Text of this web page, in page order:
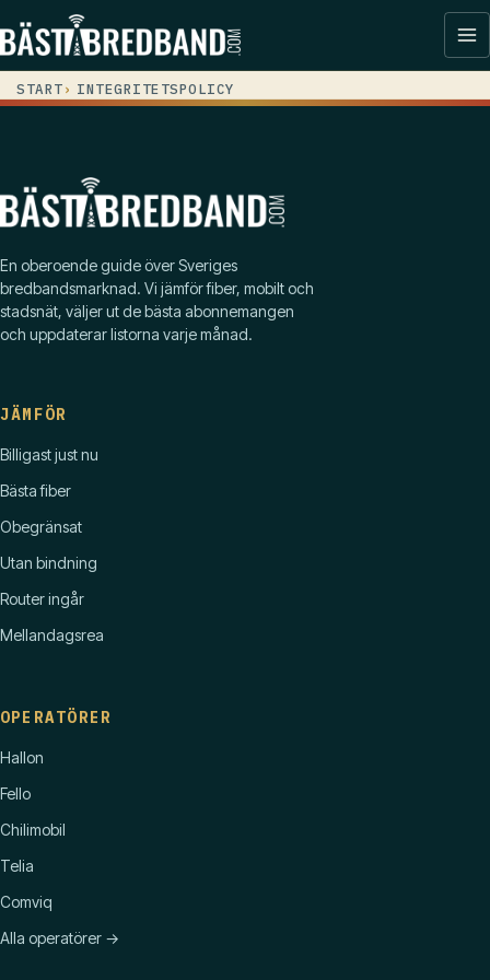
START INTEGRITETSPOLICY
En oberoende guide över Sveriges
bredbandsmarknad. Vi jämför fiber, mobilt och
stadsnät, väljer ut de bästa abonnemangen
och uppdaterar listorna varje månad.
JÄMFÖR
Billigast just nu
Bästa fiber
Obegränsat
Utan bindning
Router ingår
Mellandagsrea
OPERATÖRER
Hallon
Fello
Chilimobil
Telia
Comviq
Alla operatörer →